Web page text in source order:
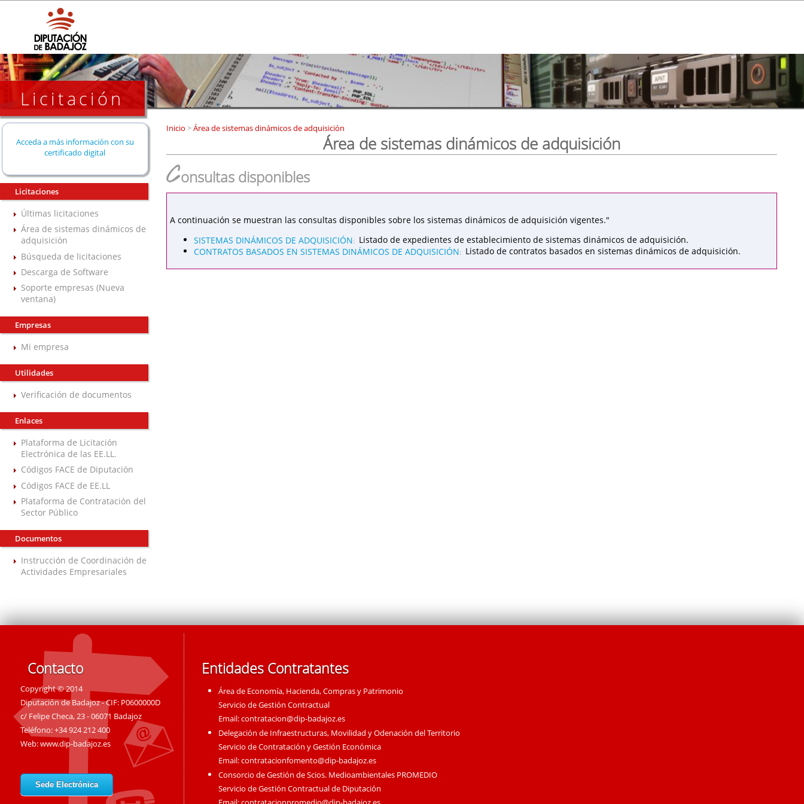
Licitación
Acceda a más información con su
certificado digital
Licitaciones
Últimas licitaciones
Área de sistemas dinámicos de
adquisición
Búsqueda de licitaciones
Descarga de Software
Soporte empresas (Nueva
ventana)
Empresas
Mi empresa
Utilidades
Verificación de documentos
Enlaces
Plataforma de Licitación
Electrónica de las EE.LL.
Códigos FACE de Diputación
Códigos FACE de EE.LL
Plataforma de Contratación del
Sector Público
Documentos
Instrucción de Coordinación de
Actividades Empresariales
Inicio >Área de sistemas dinámicos de adquisición
Área de sistemas dinámicos de adquisición
Consultas disponibles
A continuación se muestran las consultas disponibles sobre los sistemas dinámicos de adquisición vigentes."
SISTEMAS DINÁMICOS DE ADQUISICIÓN: Listado de expedientes de establecimiento de sistemas dinámicos de adquisición.
CONTRATOS BASADOS EN SISTEMAS DINÁMICOS DE ADQUISICIÓN: Listado de contratos basados en sistemas dinámicos de adquisición.
Contacto
Copyright © 2014
Diputación de Badajoz - CIF: P0600000D
c/ Felipe Checa, 23 - 06071 Badajoz
Teléfono: +34 924 212 400
Web:www.dip-badajoz.es
Sede Electrónica
Entidades Contratantes
Área de Economía, Hacienda, Compras y Patrimonio
Servicio de Gestión Contractual
Email:contratacion@dip-badajoz.es
Delegación de Infraestructuras, Movilidad y Odenación del Territorio
Servicio de Contratación y Gestión Económica
Email:contratacionfomento@dip-badajoz.es
Consorcio de Gestión de Scios. Medioambientales PROMEDIO
Servicio de Gestión Contractual de Diputación